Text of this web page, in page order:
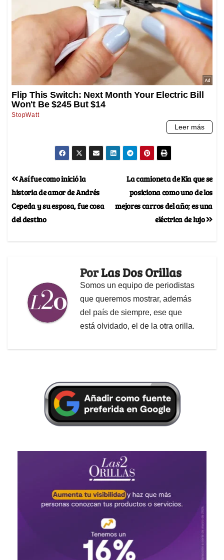
La camioneta de Kia que se
posiciona como uno de los
mejores carros del año; es una
eléctrica de lujo
Así fue como inició la
historia de amor de Andrés
Cepeda y su esposa, fue cosa
del destino
PorLas Dos Orillas
Somos un equipo de periodistas
que queremos mostrar, además
del país de siempre, ese que
está olvidado, el de la otra orilla.